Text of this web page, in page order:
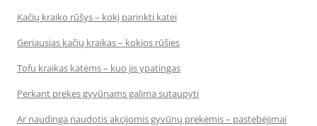
Kačių kraiko rūšys – kokį parinkti katei
Geriausias kačių kraikas – kokios rūšies
Tofu kraikas katėms – kuo jis ypatingas
Perkant prekes gyvūnams galima sutaupyti
Ar naudinga naudotis akcijomis gyvūnų prekėmis – pastebėjimai